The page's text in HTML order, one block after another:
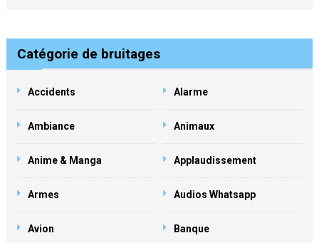
Catégorie de bruitages
Accidents Alarme
Ambiance Animaux
Anime & Manga Applaudissement
Armes Audios Whatsapp
Avion Banque